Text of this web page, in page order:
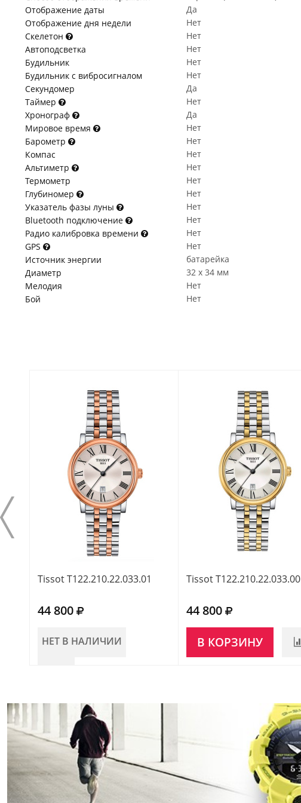
Отображение даты
Да
Отображение дня недели
Нет
Скелетон
Нет
Автоподсветка
Нет
Будильник
Нет
Будильник с вибросигналом
Нет
Секундомер
Да
Таймер
Нет
Хронограф
Да
Мировое время
Нет
Барометр
Нет
Компас
Нет
Альтиметр
Нет
Термометр
Нет
Глубиномер
Нет
Указатель фазы луны
Нет
Bluetooth подключение
Нет
Радио калибровка времени
Нет
GPS
Нет
Источник энергии
батарейка
Диаметр
32 x 34 мм
Мелодия
Нет
Бой
Нет
Tissot T122.210.22.033.01
44 800
НЕТ В НАЛИЧИИ
Tissot T122.210.22.033.00
44 800
В КОРЗИНУ